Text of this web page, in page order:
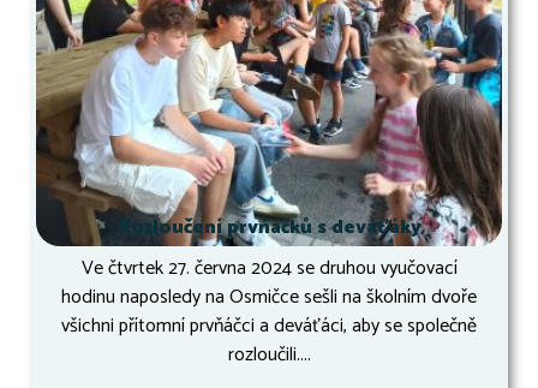
Rozloučení prvňáčků s deváťáky
Ve čtvrtek 27. června 2024 se druhou vyučovací
hodinu naposledy na Osmičce sešli na školním dvoře
všichni přítomní prvňáčci a deváťáci, aby se společně
rozloučili....